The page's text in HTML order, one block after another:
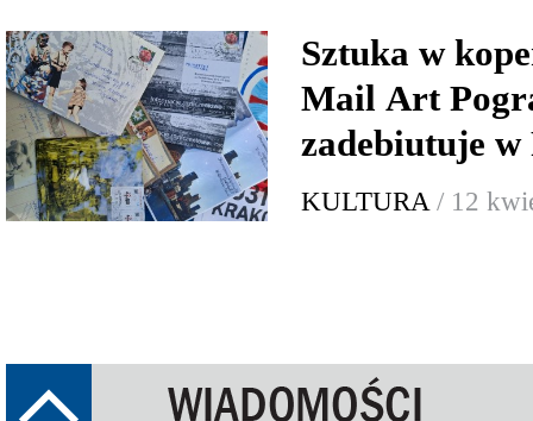
Sztuka w
Mail Art
zadebiutuje w
KULTURA / 12